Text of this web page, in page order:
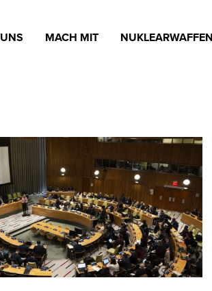
MACH MIT NUKLEARWAFFEN